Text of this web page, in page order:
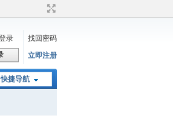
录
找回密码
立即注册
快捷导航